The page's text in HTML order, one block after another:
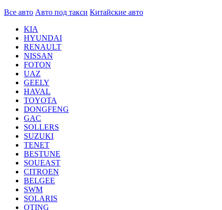
Все авто Авто под такси Китайские авто
KIA
HYUNDAI
RENAULT
NISSAN
FOTON
UAZ
GEELY
HAVAL
TOYOTA
DONGFENG
GAC
SOLLERS
SUZUKI
TENET
BESTUNE
SOUEAST
CITROEN
BELGEE
SWM
SOLARIS
OTING